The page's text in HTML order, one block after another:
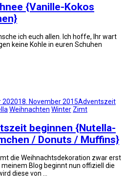
{Vanille-Kokos
ich euch allen. Ich hoffe, Ihr wart
keine Kohle in euren Schuhen
202018. November 2015Adventszeit
Weihnachten Winter Zimt
beginnen {Nutella-
/ Donuts / Muffins}
die Weihnachtsdekoration zwar erst
Blog beginnt nun offiziell die
diese von …